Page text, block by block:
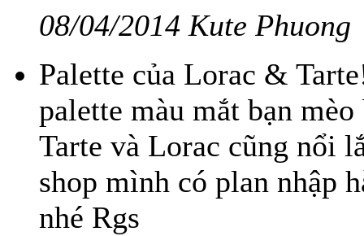
08/04/2014 Kute Phuong
Palette của Lorac &
palette màu mắt bạn
Tarte và Lorac cũng nổi
shop mình có plan nhập
nhé Rgs